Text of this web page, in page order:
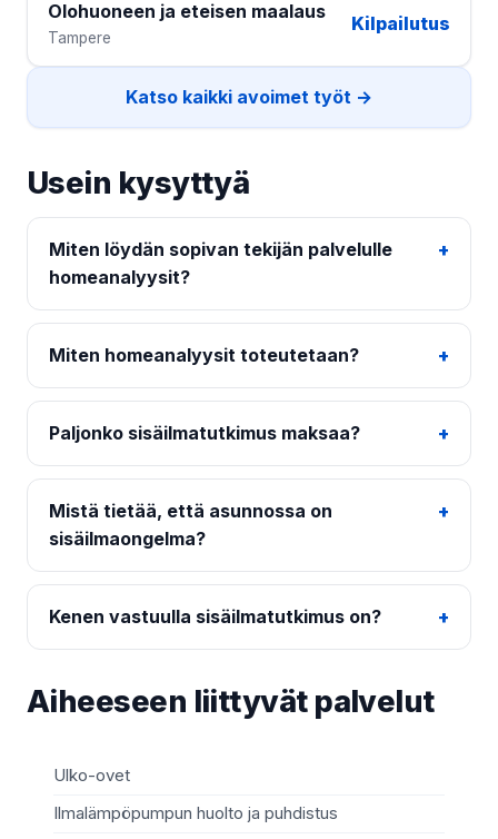
Olohuoneen ja eteisen maalaus
Tampere
Kilpailutus
Katso kaikki avoimet työt →
Usein kysyttyä
Miten löydän sopivan tekijän palvelulle
homeanalyysit?
Miten homeanalyysit toteutetaan?
Paljonko sisäilmatutkimus maksaa?
Mistä tietää, että asunnossa on
sisäilmaongelma?
Kenen vastuulla sisäilmatutkimus on?
Aiheeseen liittyvät palvelut
Ulko-ovet
Ilmalämpöpumpun huolto ja puhdistus